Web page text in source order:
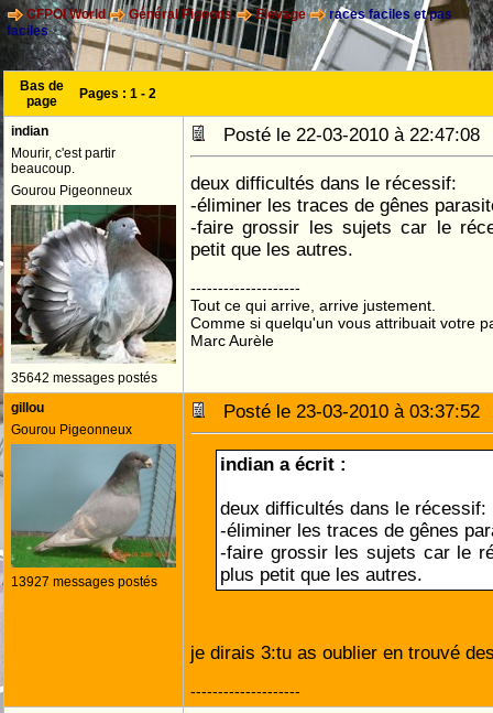
CFPOI World Général Pigeons Elevage
races faciles et pas
faciles
Bas de
page
Pages : 1 - 2
indian
Mourir, c'est partir
beaucoup.
Gourou Pigeonneux
35642 messages postés
Posté le 22-03-2010 à
deux difficultés dans le récessif:
-éliminer les traces de gênes
-faire grossir les sujets car le
petit que les autres.
--------------------
Tout ce qui arrive, arrive justement.
Comme si quelqu'un vous attribuait votre
Marc Aurèle
gillou
Gourou Pigeonneux
13927 messages postés
Posté le 23-03-2010 à
indian a écrit :
deux difficultés dans le récessif:
-éliminer les traces de gênes
-faire grossir les sujets car le
plus petit que les autres.
je dirais 3:tu as oublier en trouvé
--------------------